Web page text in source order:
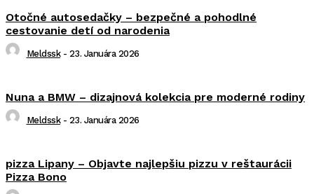
Otočné autosedačky – bezpečné a pohodlné
cestovanie detí od narodenia
Meldssk - 23. Januára 2026
Nuna a BMW – dizajnová kolekcia pre moderné rodiny
Meldssk - 23. Januára 2026
pizza Lipany – Objavte najlepšiu pizzu v reštaurácii
Pizza Bono